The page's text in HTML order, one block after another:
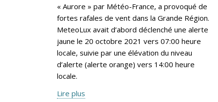
« Aurore » par Météo-France, a provoqué de
fortes rafales de vent dans la Grande Région.
MeteoLux avait d’abord déclenché une alerte
jaune le 20 octobre 2021 vers 07:00 heure
locale, suivie par une élévation du niveau
d’alerte (alerte orange) vers 14:00 heure
locale.
Lire plus